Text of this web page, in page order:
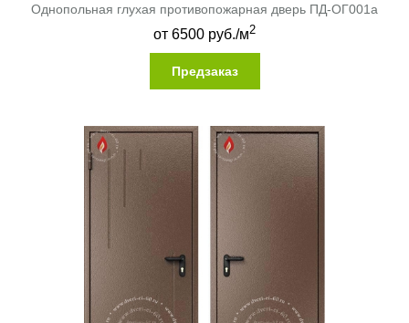
Однопольная глухая противопожарная дверь ПД-ОГ001a
от 6500руб./м2
Предзаказ